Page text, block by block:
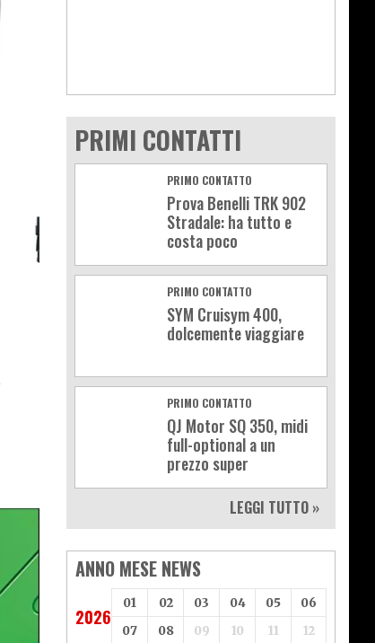
PRIMI CONTATTI
PRIMO CONTATTO
Prova Benelli TRK 902
Stradale: ha tutto e
costa poco
PRIMO CONTATTO
SYM Cruisym 400,
dolcemente viaggiare
PRIMO CONTATTO
QJ Motor SQ 350, midi
full-optional a un
prezzo super
LEGGI TUTTO »
ANNO MESE NEWS
2026
01 02 03 04 05
06
07
08 09 10 11 12